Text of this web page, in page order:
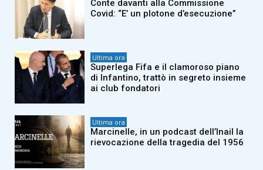
Conte davanti alla Commissione
Covid: “E’ un plotone d’esecuzione”
Ultima ora
Superlega Fifa e il clamoroso piano
di Infantino, trattò in segreto insieme
ai club fondatori
Ultima ora
Marcinelle, in un podcast dell’Inail la
rievocazione della tragedia del 1956